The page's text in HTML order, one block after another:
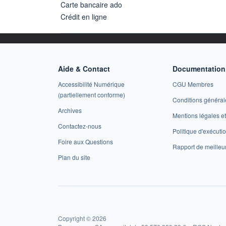
Carte bancaire ado
Crédit en ligne
Aide & Contact
Accessibilité Numérique
(partiellement conforme)
Archives
Contactez-nous
Foire aux Questions
Plan du site
CGU Membres
Conditions
Mentions légales
Politique
Rapport de
Copyright © 2026